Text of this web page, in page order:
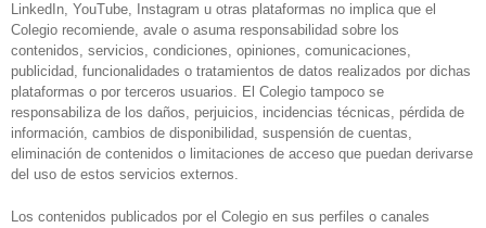
LinkedIn, YouTube, Instagram u otras plataformas no implica que el
Colegio recomiende, avale o asuma responsabilidad sobre los
contenidos, servicios, condiciones, opiniones, comunicaciones,
publicidad, funcionalidades o tratamientos de datos realizados por dichas
plataformas o por terceros usuarios. El Colegio tampoco se
responsabiliza de los daños, perjuicios, incidencias técnicas, pérdida de
información, cambios de disponibilidad, suspensión de cuentas,
eliminación de contenidos o limitaciones de acceso que puedan derivarse
del uso de estos servicios externos.
Los contenidos publicados por el Colegio en sus perfiles o canales